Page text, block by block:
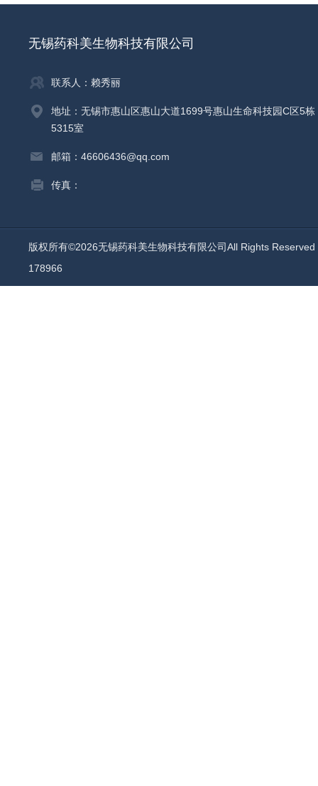
无锡药科美生物科技有限公司
联系人：赖秀丽
地址：无锡市惠山区惠山大道1699号惠山生命科技园C区5栋
5315室
邮箱：46606436@qq.com
传真：
版权所有©2026无锡药科美生物科技有限公司All Rights
178966